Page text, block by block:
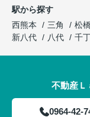
駅から探す
西熊本
三角 松橋
新八代
八代 千
不動産Ｌ
0964-42-